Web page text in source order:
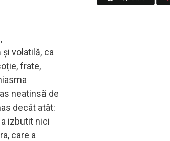
volatilă, ca
frate,
neatinsă de
decât atât:
izbutit nici
care a